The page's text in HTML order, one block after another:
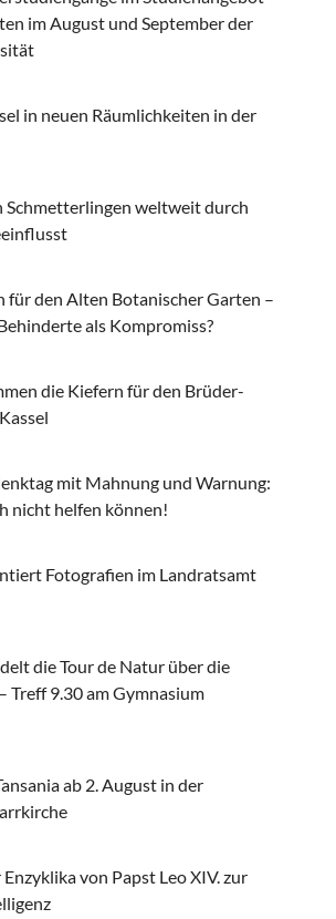
im August und September der
in neuen Räumlichkeiten in der
Schmetterlingen weltweit durch
für den Alten Botanischer Garten –
als Kompromiss?
die Kiefern für den Brüder-
mit Mahnung und Warnung:
nicht helfen können!
Fotografien im Landratsamt
die Tour de Natur über die
Treff 9.30 am Gymnasium
ab 2. August in der
von Papst Leo XIV. zur